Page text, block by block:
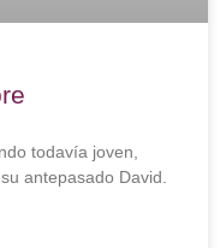
todavía joven,
antepasado David.